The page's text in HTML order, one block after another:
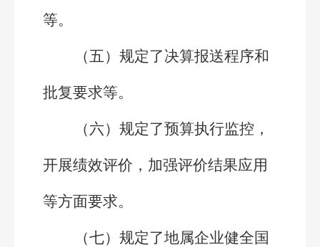
等。
（五）规定了决算报送程序和
批复要求等。
（六）规定了预算执行监控，
开展绩效评价，加强评价结果应用
等方面要求。
（七）规定了地属企业健全国